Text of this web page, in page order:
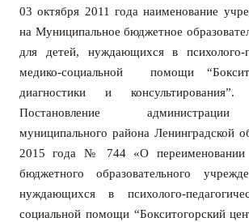
03 октября 2011 года наименование
на Муниципальное бюджетное
для детей, нуждающихся в психолого-
медико-социальной помощи
диагностики и
Постановление администрации
муниципального района Ленинградской
2015 года № 744 «О переименовании
бюджетного образовательного
нуждающихся в психолого-
социальной помощи “Бокситогорский